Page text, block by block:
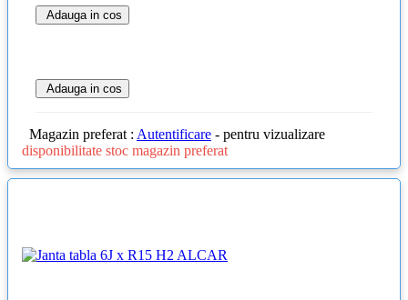
Adauga in cos
Adauga in cos
Magazin preferat : Autentificare - pentru vizualizare
disponibilitate stoc magazin preferat